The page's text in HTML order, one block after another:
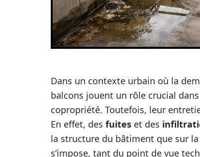
Dans un contexte urbain où la
balcons jouent un rôle crucial
copropriété. Toutefois, leur
En effet, des fuites et des
la structure du bâtiment que sur
s’impose, tant du point de vue